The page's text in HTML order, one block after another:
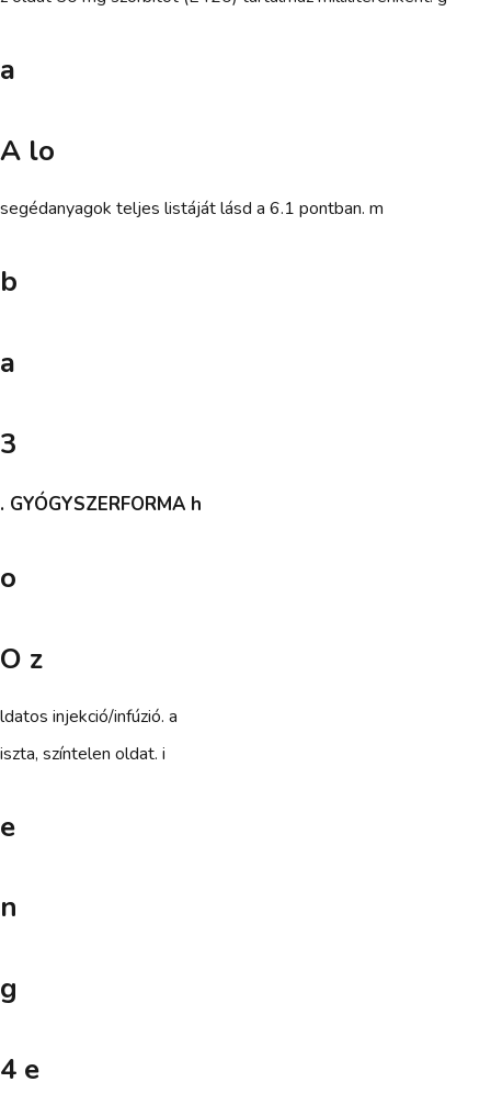
a
A lo
segédanyagok teljes listáját lásd a 6.1 pontban. m
b
a
3
. GYÓGYSZERFORMA h
o
O z
ldatos injekció/infúzió. a
iszta, színtelen oldat. i
e
n
g
4 e